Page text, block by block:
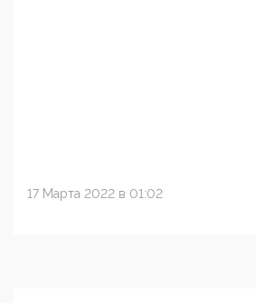
17 Марта 2022 в 01:02